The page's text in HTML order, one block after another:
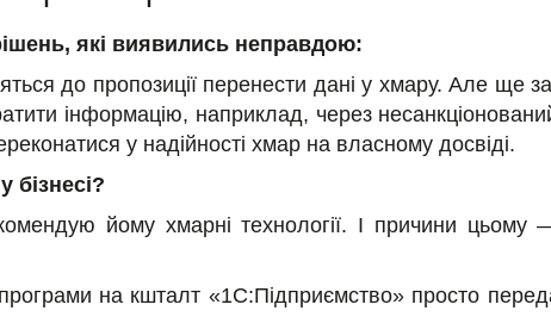
які виявились неправдою:
до пропозиції перенести дані у хмару. Але ще
інформацію, наприклад, через
у надійності хмар на власному досвіді.
бізнесі?
йому хмарні технології. І причини цьому —
на кшталт «1С:Підприємство» просто